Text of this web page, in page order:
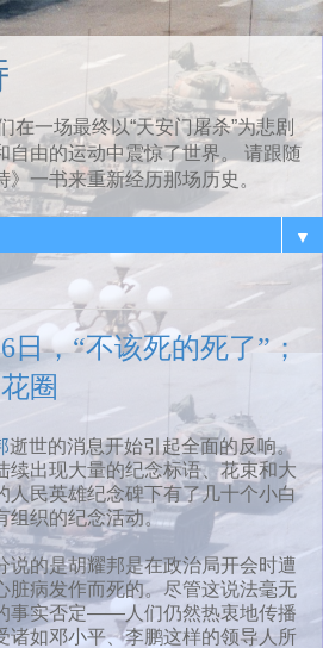
在一场最终以“天安门屠杀”为悲剧
自由的运动中震惊了世界。 请跟随
一书来重新经历那场历史。
▼
日，“不该死的死了”；
圈
逝世的消息开始引起全面的反响。
续出现大量的纪念标语、花束和大
人民英雄纪念碑下有了几十个小白
组织的纪念活动。
说的是胡耀邦是在政治局开会时遭
脏病发作而死的。尽管这说法毫无
实否定——人们仍然热衷地传播
诸如邓小平、李鹏这样的领导人所